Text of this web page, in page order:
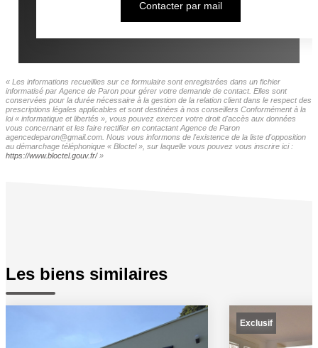
Contacter par mail
« Les informations recueillies sur ce formulaire sont enregistrées dans un fichier
informatisé par Agence de Paron pour gérer votre demande de contact. Elles sont
conservées pour la durée nécessaire à la gestion de la relation client dans le respect des
prescriptions légales applicables et sont destinées à nos conseillers Conformément à la
loi « informatique et libertés », vous pouvez exercer votre droit d'accès aux données
vous concernant et les faire rectifier en contactant Agence de Paron
agencedeparon@gmail.com. Nous vous informons de l'existence de la liste d'opposition
au démarchage téléphonique « Bloctel », sur laquelle vous pouvez vous inscrire ici :
https://www.bloctel.gouv.fr/»
Les biens similaires
Exclusif